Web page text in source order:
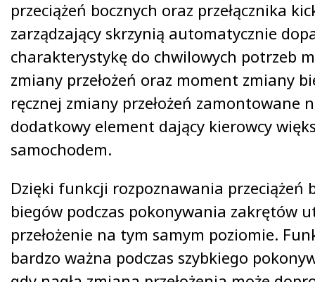
przeciążeń bocznych oraz przełącznika
zarządzający skrzynią automatycznie
charakterystykę do chwilowych potrzeb
zmiany przełożeń oraz moment zmiany
ręcznej zmiany przełożeń zamontowane
dodatkowy element dający kierowcy
samochodem.
Dzięki funkcji rozpoznawania przeciążeń
biegów podczas pokonywania zakrętów
przełożenie na tym samym poziomie.
bardzo ważna podczas szybkiego